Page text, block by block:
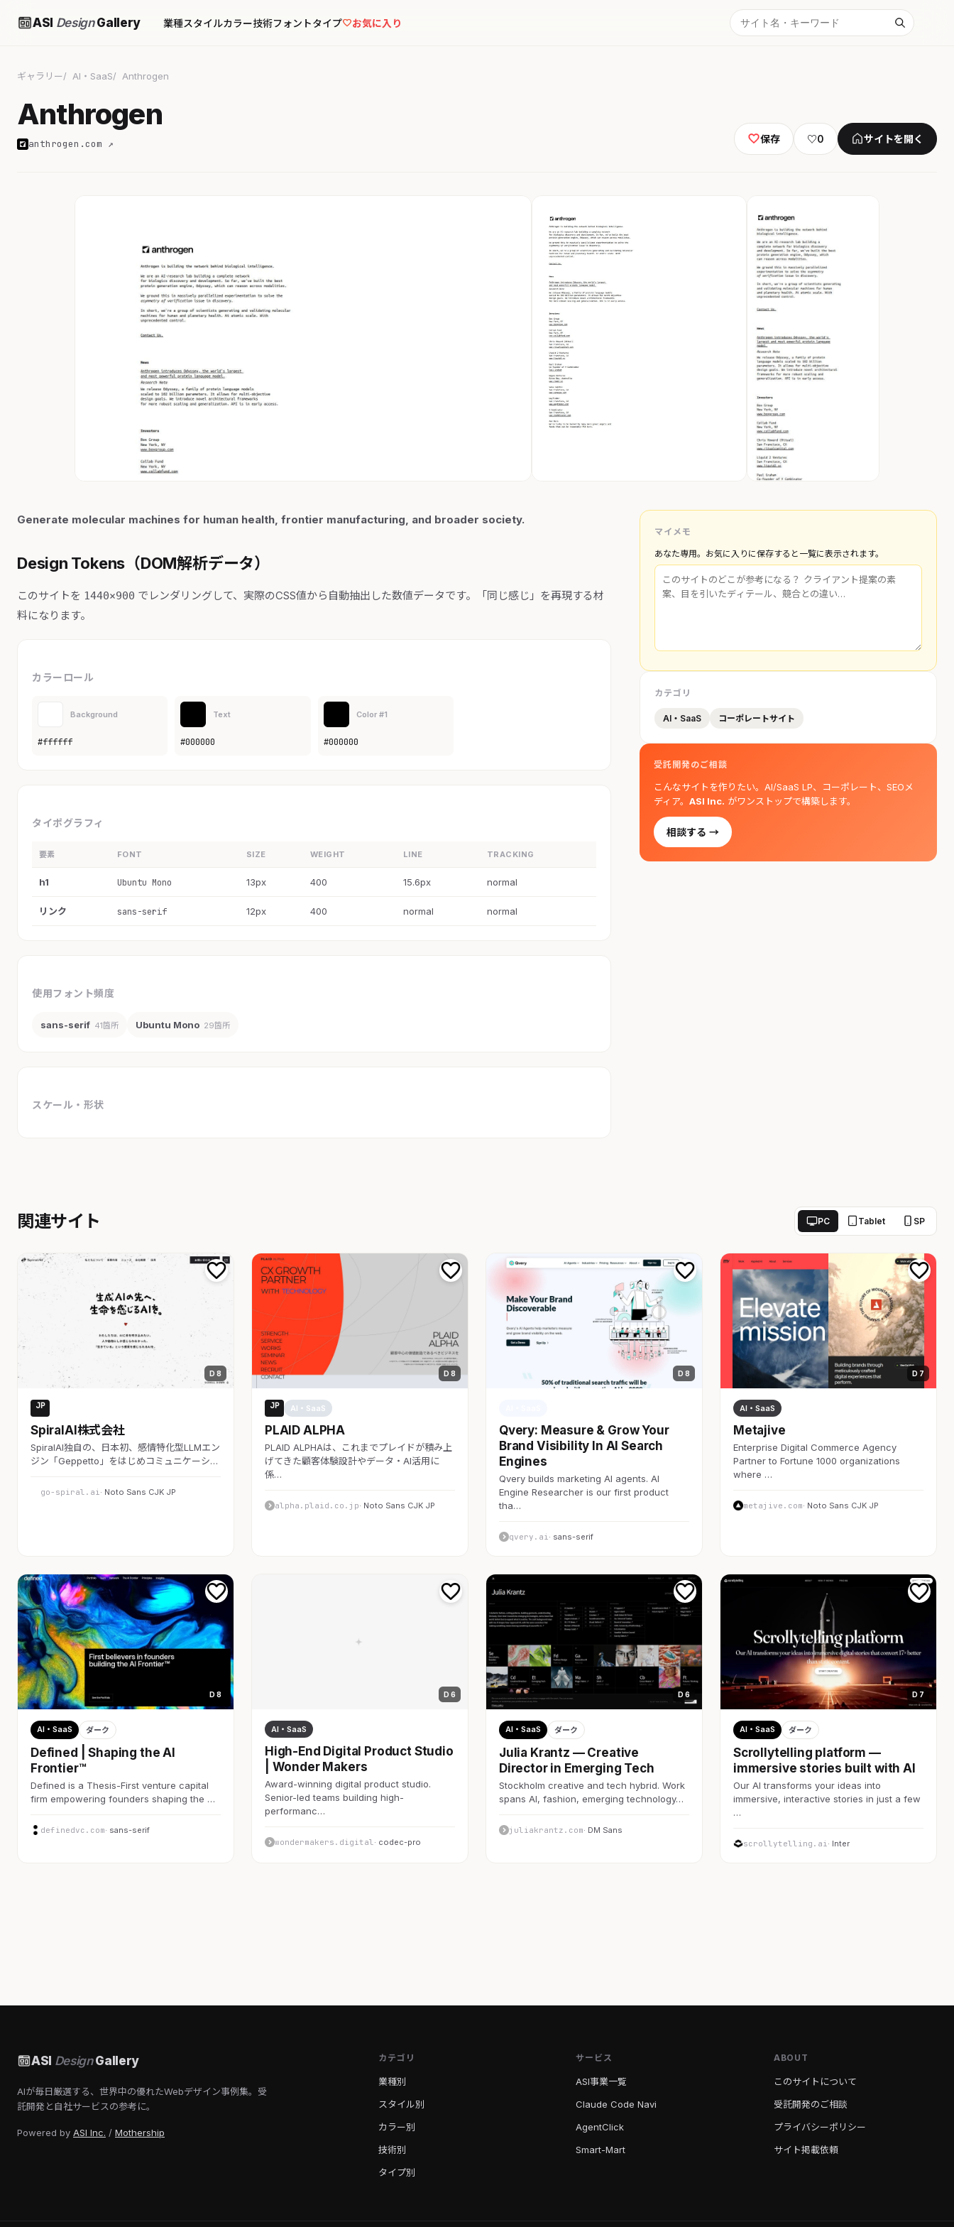
ASI DesignGallery 業種スタイルカラー技術フォントタイプ お気に入り
ギャラリー AI・SaaS Anthrogen
Anthrogen
anthrogen.com ↗ 保存 ♡0 サイトを開く
Generate molecular machines for human health, frontier manufacturing, and broader society.
Design Tokens（DOM解析データ）
このサイトを 1440×900 でレンダリングして、実際のCSS値から自動抽出した数値データです。「同じ感じ」を再現する材
料になります。
カラーロール
Background
#ffffff
Text
#000000
Color #1
#000000
タイポグラフィ
要素 FONT SIZE WEIGHT LINE TRACKING
h1 Ubuntu Mono 13px 400 15.6px normal
リンク sans-serif 12px 400 normal normal
使用フォント頻度
sans-serif 41箇所 Ubuntu Mono 29箇所
スケール・形状
マイメモ
あなた専用。お気に入りに保存すると一覧に表示されます。
カテゴリ
AI・SaaS コーポレートサイト
受託開発のご相談
こんなサイトを作りたい。AI/SaaS LP、コーポレート、SEOメ
ディア。ASI Inc. がワンストップで構築します。
相談する →
関連サイト PC Tablet SP
D 8
JP
SpiralAI株式会社
SpiralAI独自の、日本初、感情特化型LLMエン
ジン「Geppetto」をはじめコミュニケーシ…
go-spiral.ai · Noto Sans CJK JP
D 8
JP AI・SaaS
PLAID ALPHA
PLAID ALPHAは、これまでプレイドが積み上
げてきた顧客体験設計やデータ・AI活用に
係…
alpha.plaid.co.jp· Noto Sans CJK JP
D 8
Qvery: Measure & Grow Your
Brand Visibility In AI Search
Engines
Qvery builds marketing AI agents. AI
Engine Researcher is our first product
tha…
qvery.ai · sans-serif
D 7
AI・SaaS
Metajive
Enterprise Digital Commerce Agency
Partner to Fortune 1000 organizations
where …
metajive.com· Noto Sans CJK JP
D 8
AI・SaaS ダーク
Defined | Shaping the AI
Frontier™
Defined is a Thesis-First venture capital
firm empowering founders shaping the …
definedvc.com· sans-serif
D 6
AI・SaaS
High-End Digital Product Studio
| Wonder Makers
Award-winning digital product studio.
Senior-led teams building high-
performanc…
wondermakers.digital · codec-pro
D 6
AI・SaaS ダーク
Julia Krantz — Creative
Director in Emerging Tech
Stockholm creative and tech hybrid. Work
spans AI, fashion, emerging technology…
juliakrantz.com· DM Sans
D 7
AI・SaaS ダーク
Scrollytelling platform —
immersive stories built with AI
Our AI transforms your ideas into
immersive, interactive stories in just a few
…
scrollytelling.ai · Inter
ASI DesignGallery
AIが毎日厳選する、世界中の優れたWebデザイン事例集。受
託開発と自社サービスの参考に。
Powered by ASI Inc. / Mothership
カテゴリ
業種別
スタイル別
カラー別
技術別
タイプ別
サービス
ASI事業一覧
Claude Code Navi
AgentClick
Smart-Mart
ABOUT
このサイトについて
受託開発のご相談
プライバシーポリシー
サイト掲載依頼